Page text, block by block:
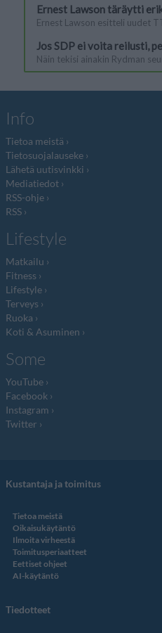
Info
Tietoa meistä
Tietosuojalauseke
Lähetä uutisvinkki
Mediatiedot
RSS-ohje
RSS
Lifestyle
Matkailu
Fitness
Lifestyle
Terveys
Ruoka
Koti & Asuminen
Some
YouTube
Facebook
Instagram
Twitter
Kustantaja ja toimitus
Tietoa meistä
Oikaisukäytäntö
Ilmoita virheestä
Toimitusperiaatteet
Eettiset ohjeet
AI-käytäntö
Tiedotteet